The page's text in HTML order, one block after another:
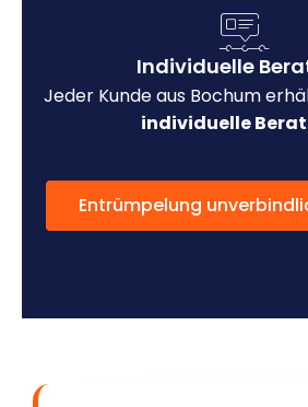
Individuelle
Jeder Kunde aus Bochum
individuelle
Entrümpelung